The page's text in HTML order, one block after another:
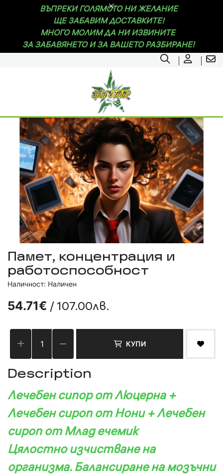
ВЪПРЕКИ ГОЛЯМОТО НИ ЖЕЛАНИЕ
ЩЕ ЗАБАВИМ ДОСТАВКИТЕ!
МНОГО МОЛИМ ДА НИ ИЗВИНИТЕ
ЗА ЗАБАВЯНЕТО И ЗА ВАШЕТО РАЗБИРАНЕ!
Памет, концентрация и
работоспособност
Наличност: Наличен
54.71€ / 107.00лв.
КУПИ
Description
Лечебен сипор от Люцерна +
Лечебен сироп от Нони + Лечебен
сироп от Млад ечемик
Цялостно изчистване на
организма. Балансиране на мозъчни